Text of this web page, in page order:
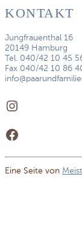
KONTAKT
Jungfrauenthal 16
20149 Hamburg
Tel. 040/42 10 45
Fax 040/42 10 86
Instagram
Facebook
Eine Seite von